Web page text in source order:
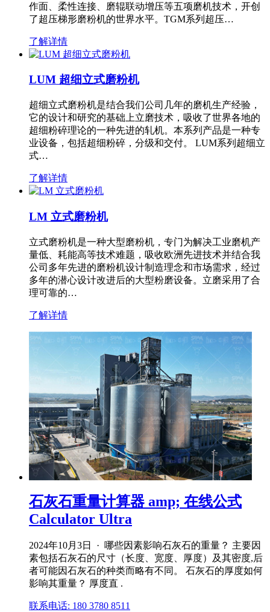
作面、柔性连接、磨辊联动增压等五项磨机技术，开创
了超压梯形磨粉机的世界水平。TGM系列超压…
了解详情
LUM 超细立式磨粉机
超细立式磨粉机是结合我们公司几年的磨机生产经验，
它的设计和研究的基础上立磨技术，吸收了世界各地的
超细粉碎理论的一种先进的轧机。本系列产品是一种专
业设备，包括超细粉碎，分级和交付。 LUM系列超细立
式…
了解详情
LM 立式磨粉机
立式磨粉机是一种大型磨粉机，专门为解决工业磨机产
量低、耗能高等技术难题，吸收欧洲先进技术并结合我
公司多年先进的磨粉机设计制造理念和市场需求，经过
多年的潜心设计改进后的大型粉磨设备。立磨采用了合
理可靠的…
了解详情
石灰石重量计算器 amp; 在线公式
Calculator Ultra
2024年10月3日 · 哪些因素影响石灰石的重量？ 主要因
素包括石灰石的尺寸（长度、宽度、厚度）及其密度,后
者可能因石灰石的种类而略有不同。 石灰石的厚度如何
影响其重量？ 厚度直 .
联系电话: 180 3780 8511